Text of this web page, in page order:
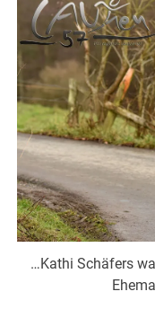
…Kathi Schäfers